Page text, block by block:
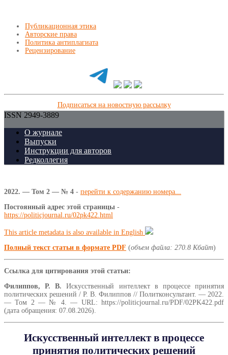
Публикационная этика
Авторские права
Политика антиплагиата
Рецензирование
Подписаться на новостную рассылку
ISSN 2949-3889
О журнале
Выпуски
Инструкции для авторов
Редколлегия
2022. — Том 2 — № 4 - перейти к содержанию номера...
Постоянный адрес этой страницы -
https://politicjournal.ru/02pk422.html
This article metadata is also available in English
Полный текст статьи в формате PDF (объем файла: 270.8 Кбайт)
Ссылка для цитирования этой статьи:
Филиппов, Р. В. Искусственный интеллект в процессе принятия
политических решений / Р. В. Филиппов // Политконсультант. — 2022.
— Том 2 — № 4. — URL: https://politicjournal.ru/PDF/02PK422.pdf
(дата обращения: 07.08.2026).
Искусственный интеллект в процессе
принятия политических решений